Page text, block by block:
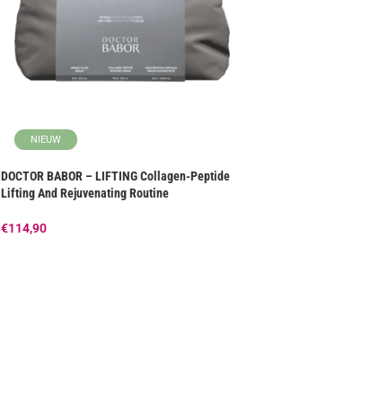
NIEUW
DOCTOR BABOR – LIFTING Collagen-Peptide
Lifting And Rejuvenating Routine
€114,90